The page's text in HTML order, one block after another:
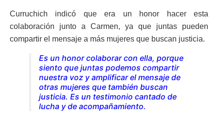
Curruchich indicó que era un honor hacer esta
colaboración junto a Carmen, ya que juntas pueden
compartir el mensaje a más mujeres que buscan justicia.
Es un honor colaborar con ella, porque
siento que juntas podemos compartir
nuestra voz y amplificar el mensaje de
otras mujeres que también buscan
justicia. Es un testimonio cantado de
lucha y de acompañamiento.